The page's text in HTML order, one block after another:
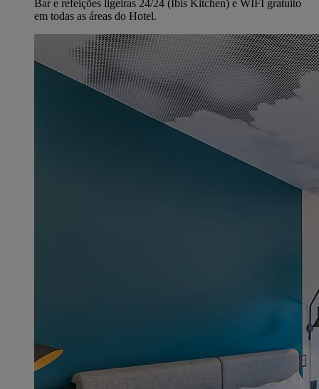
Bar e refeições ligeiras 24/24 (Ibis Kitchen) e WIFI gratuito
em todas as áreas do Hotel.